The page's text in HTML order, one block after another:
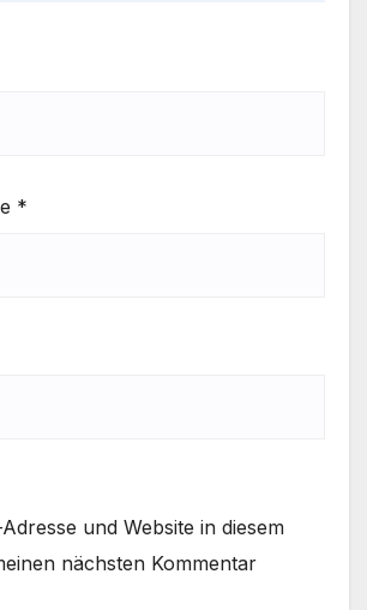
*
und Website in diesem
nächsten Kommentar